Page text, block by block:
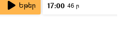
Եթեր 17:00 46 ր